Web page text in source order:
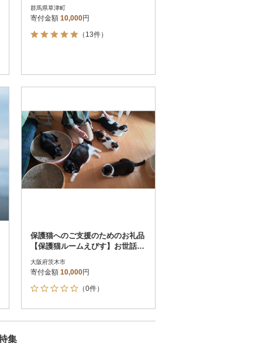
群馬県草津町
寄付金額 10,000円
（13件）
保護猫へのご支援のためのお礼品
【保護猫ルームえびす】お世話体
大阪府茨木市
寄付金額 10,000円
（0件）
集